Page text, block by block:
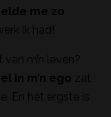
me zo
ik had!
m’n leven?
in m’n ego zat.
En het ergste is